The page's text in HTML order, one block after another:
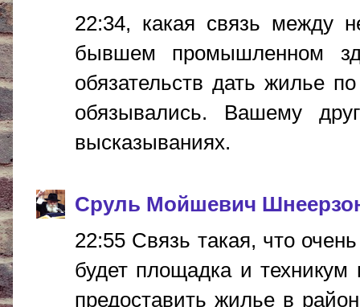
22:34, какая связь между
бывшем промышленном
обязательств дать жилье
обязывались. Вашему
высказываниях.
Сруль Мойшевич
22:55 Связь такая, что
будет площадка и
предоставить жилье в